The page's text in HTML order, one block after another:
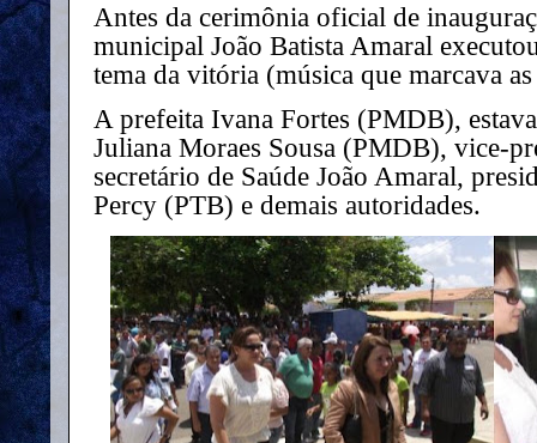
Antes da cerimônia oficial de
municipal João Batista Amaral
tema da vitória (música que marcava
A prefeita Ivana Fortes (PMDB),
Juliana Moraes Sousa (PMDB), vice-
secretário de Saúde João Amaral,
Percy (PTB) e demais autoridades.